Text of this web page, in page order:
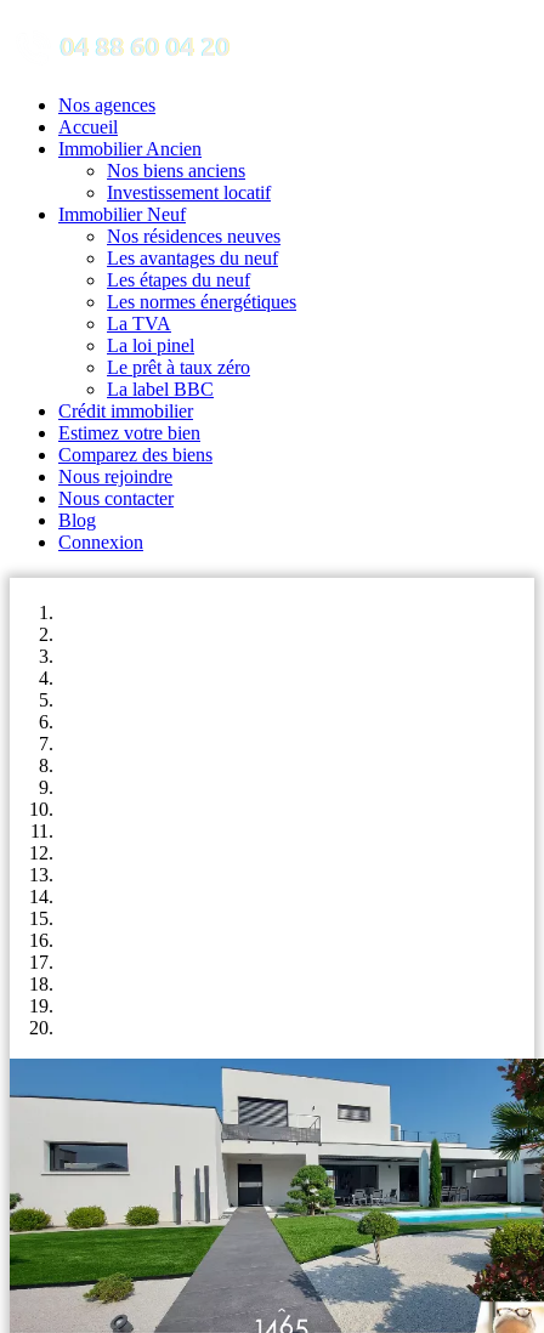
Nos agences
Accueil
Immobilier Ancien
Nos biens anciens
Investissement locatif
Immobilier Neuf
Nos résidences neuves
Les avantages du neuf
Les étapes du neuf
Les normes énergétiques
La TVA
La loi pinel
Le prêt à taux zéro
La label BBC
Crédit immobilier
Estimez votre bien
Comparez des biens
Nous rejoindre
Nous contacter
Blog
Connexion